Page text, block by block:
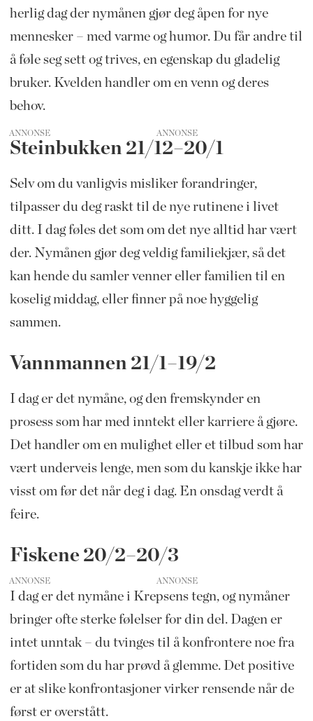
herlig dag der nymånen gjør deg åpen for nye
mennesker – med varme og humor. Du får andre til
å føle seg sett og trives, en egenskap du gladelig
bruker. Kvelden handler om en venn og deres
behov.
ANNONSE
Steinbukken 21/12–20/1
Selv om du vanligvis misliker forandringer,
tilpasser du deg raskt til de nye rutinene i livet
ditt. I dag føles det som om det nye alltid har vært
der. Nymånen gjør deg veldig familiekjær, så det
kan hende du samler venner eller familien til en
koselig middag, eller finner på noe hyggelig
sammen.
Vannmannen 21/1–19/2
I dag er det nymåne, og den fremskynder en
prosess som har med inntekt eller karriere å gjøre.
Det handler om en mulighet eller et tilbud som har
vært underveis lenge, men som du kanskje ikke har
visst om før det når deg i dag. En onsdag verdt å
feire.
Fiskene 20/2–20/3
ANNONSE
I dag er det nymåne i Krepsens tegn, og nymåner
bringer ofte sterke følelser for din del. Dagen er
intet unntak – du tvinges til å konfrontere noe fra
fortiden som du har prøvd å glemme. Det positive
er at slike konfrontasjoner virker rensende når de
først er overstått.